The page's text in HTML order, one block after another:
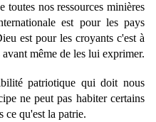
nos ressources minières
est pour les pays
est pour les croyants c'est à
même de les lui exprimer.
patriotique qui doit nous
ne peut pas habiter certains
ce qu'est la patrie.